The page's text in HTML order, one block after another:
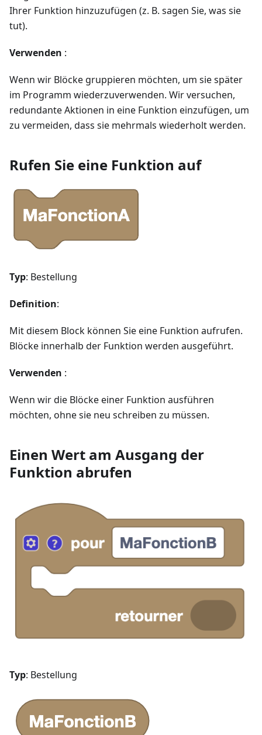
Ihrer Funktion hinzuzufügen (z. B. sagen Sie, was sie
tut).
Verwenden :
Wenn wir Blöcke gruppieren möchten, um sie später
im Programm wiederzuverwenden. Wir versuchen,
redundante Aktionen in eine Funktion einzufügen, um
zu vermeiden, dass sie mehrmals wiederholt werden.
Rufen Sie eine Funktion auf
Typ: Bestellung
Definition:
Mit diesem Block können Sie eine Funktion aufrufen.
Blöcke innerhalb der Funktion werden ausgeführt.
Verwenden :
Wenn wir die Blöcke einer Funktion ausführen
möchten, ohne sie neu schreiben zu müssen.
Einen Wert am Ausgang der
Funktion abrufen
Typ: Bestellung